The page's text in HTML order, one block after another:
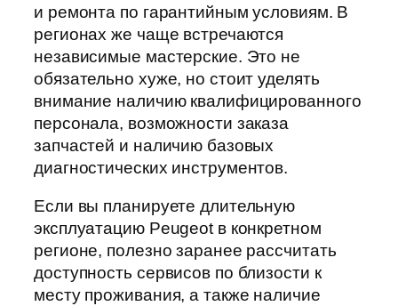
и ремонта по гарантийным условиям. В
регионах же чаще встречаются
независимые мастерские. Это не
обязательно хуже, но стоит уделять
внимание наличию квалифицированного
персонала, возможности заказа
запчастей и наличию базовых
диагностических инструментов.
Если вы планируете длительную
эксплуатацию Peugeot в конкретном
регионе, полезно заранее рассчитать
доступность сервисов по близости к
месту проживания, а также наличие